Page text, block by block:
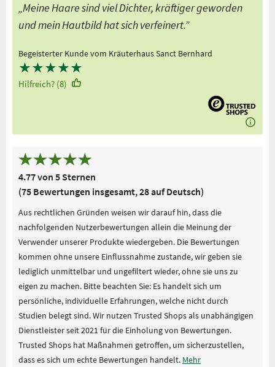
„Meine Haare sind viel Dichter, kräftiger geworden
und mein Hautbild hat sich verfeinert.”
Begeisterter Kunde vom Kräuterhaus Sanct Bernhard
★★★★★
Hilfreich? (8)
4.77 von 5 Sternen
(75 Bewertungen insgesamt, 28 auf Deutsch)
Aus rechtlichen Gründen weisen wir darauf hin, dass die
nachfolgenden Nutzerbewertungen allein die Meinung der
Verwender unserer Produkte wiedergeben. Die Bewertungen
kommen ohne unsere Einflussnahme zustande, wir geben sie
lediglich unmittelbar und ungefiltert wieder, ohne sie uns zu
eigen zu machen. Bitte beachten Sie: Es handelt sich um
persönliche, individuelle Erfahrungen, welche nicht durch
Studien belegt sind. Wir nutzen Trusted Shops als unabhängigen
Dienstleister seit 2021 für die Einholung von Bewertungen.
Trusted Shops hat Maßnahmen getroffen, um sicherzustellen,
dass es sich um echte Bewertungen handelt. Mehr